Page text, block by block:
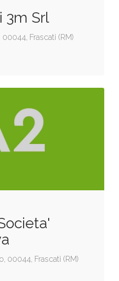
3m Srl
00044, Frascati (RM)
00044, Frascati (RM)